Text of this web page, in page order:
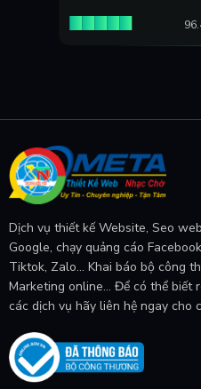
Dịch vụ thiết kế Website, Seo
Google, chạy quảng cáo
Tiktok, Zalo... Khai báo bộ công
Marketing online... Để có thể biết
các dịch vụ hãy liên hệ ngay cho